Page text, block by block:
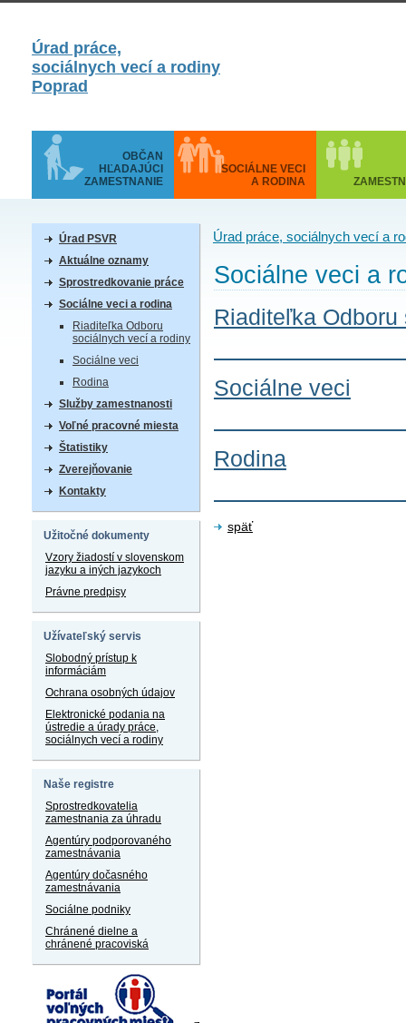
Úrad práce,
sociálnych vecí a rodiny
Poprad
OBČAN
HĽADAJÚCI
ZAMESTNANIE
SOCIÁLNE VECI
A RODINA
Úrad PSVR
Aktuálne oznamy
Sprostredkovanie práce
Sociálne veci a rodina
Riaditeľka Odboru
sociálnych vecí a rodiny
Sociálne veci
Rodina
Služby zamestnanosti
Voľné pracovné miesta
Štatistiky
Zverejňovanie
Kontakty
Užitočné dokumenty
Vzory žiadostí v slovenskom
jazyku a iných jazykoch
Právne predpisy
Užívateľský servis
Slobodný prístup k
informáciám
Ochrana osobných údajov
Elektronické podania na
ústredie a úrady práce,
sociálnych vecí a rodiny
Naše registre
Sprostredkovatelia
zamestnania za úhradu
Agentúry podporovaného
zamestnávania
Agentúry dočasného
zamestnávania
Sociálne podniky
Chránené dielne a
chránené pracoviská
Úrad práce, sociálnych vecí a
Sociálne veci a
Riaditeľka
Sociálne veci
Rodina
späť